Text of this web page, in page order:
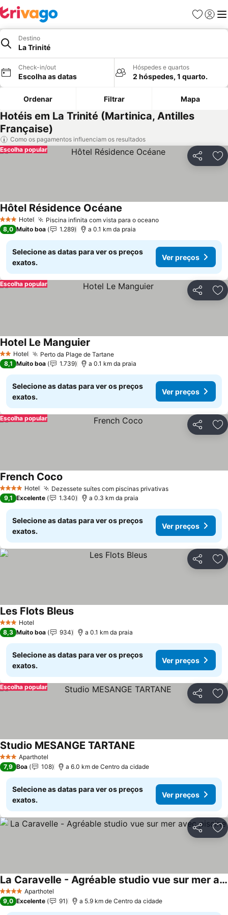
Favoritos
Iniciar
Destino
La Trinité
Check-in/out
Escolha as datas
Hóspedes e quartos
2 hóspedes, 1 quarto.
Ordenar Filtrar Mapa
Hotéis em La Trinité (Martinica, Antilles
Française)
Como os pagamentos influenciam os resultados
Partilhar
Escolha popular
3 EstrelasHotel Piscina infinita com vista para o oceano
Hôtel Résidence Océane
8,0 Muito boa 1.289 a 0.1 km da praia
Selecione as datas para ver os preços
exatos.
Ver preços
Partilhar
Escolha popular
2 Estrelas
Hotel Perto da Plage de Tartane
Hotel Le Manguier
8,1 Muito boa 1.739 a 0.1 km da praia
Selecione as datas para ver os preços
exatos.
Ver preços
Partilhar
Escolha popular
4 EstrelasHotel Dezessete suítes com piscinas privativas
French Coco
9,1 Excelente 1.340 a 0.3 km da praia
Selecione as datas para ver os preços
exatos.
Ver preços
Partilhar
3 EstrelasHotel
Les Flots Bleus
8,3 Muito boa 934 a 0.1 km da praia
Selecione as datas para ver os preços
exatos.
Ver preços
Partilhar
Escolha popular
3 EstrelasAparthotel
Studio MESANGE TARTANE
7,9 Boa 108 a 6.0 km de Centro da cidade
Selecione as datas para ver os preços
exatos.
Ver preços
Partilhar
4 EstrelasAparthotel
La Caravelle - Agréable studio vue sur mer avec piscine
9,0 Excelente 91 a 5.9 km de Centro da cidade